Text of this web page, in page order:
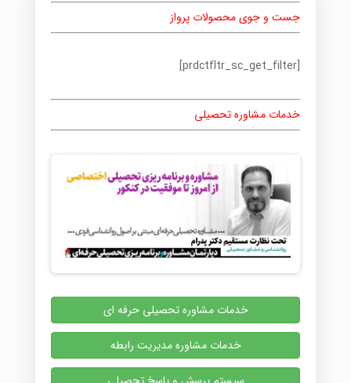
جست و جوی محصولات پرواز
[prdctfltr_sc_get_filter]
خدمات مشاوره تحصیلی
خدمات مشاوره تحصیلی حرفه ای
خدمات مشاوره مدیریت رابطه